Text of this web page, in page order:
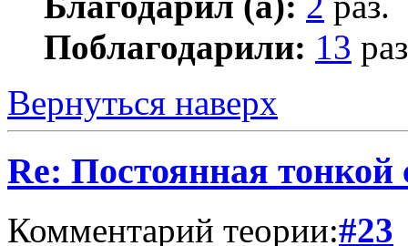
Поблагодарили: 13
Вернуться наверх
Re: Постоянная тонкой
Комментарий теории:#23